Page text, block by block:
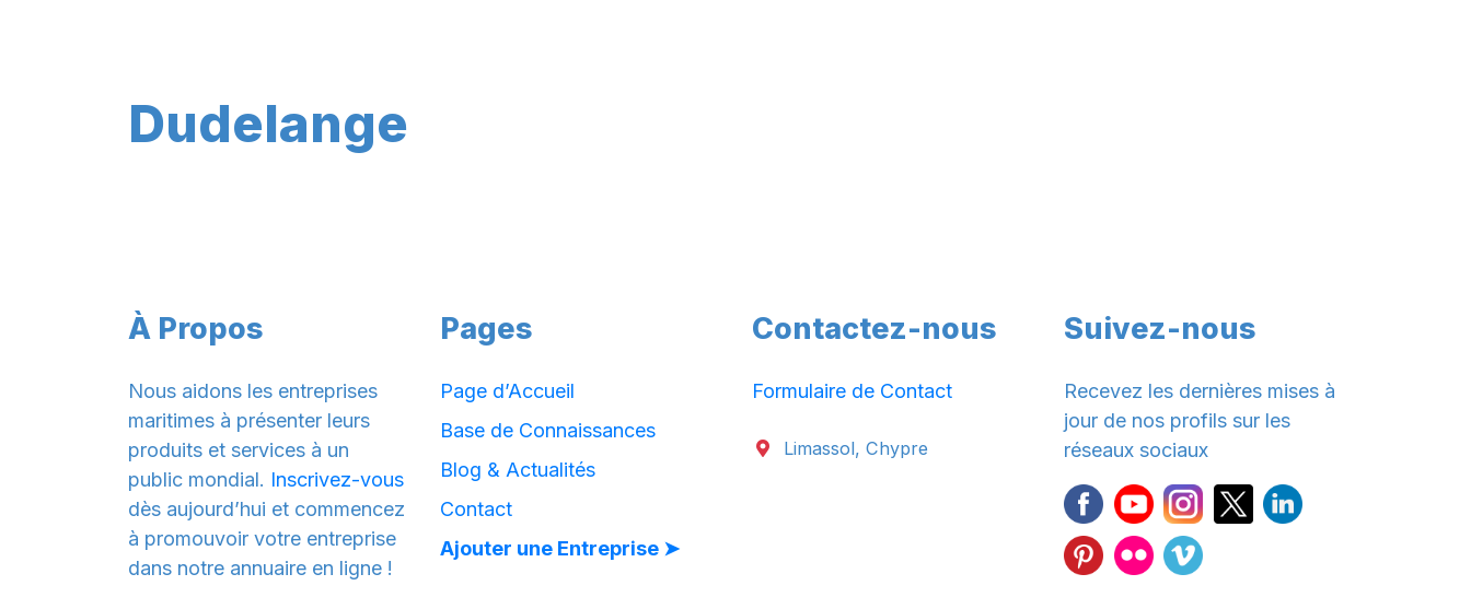
Dudelange
À Propos
Nous aidons les entreprises
maritimes à présenter leurs
produits et services à un
public mondial. Inscrivez-vous
dès aujourd’hui et commencez
à promouvoir votre entreprise
dans notre annuaire en ligne !
Pages
Page d’Accueil
Base de Connaissances
Blog & Actualités
Contact
Ajouter une Entreprise ➤
Contactez-nous
Formulaire de Contact
Limassol, Chypre
Suivez-nous
Recevez les dernières mises à
jour de nos profils sur les
réseaux sociaux